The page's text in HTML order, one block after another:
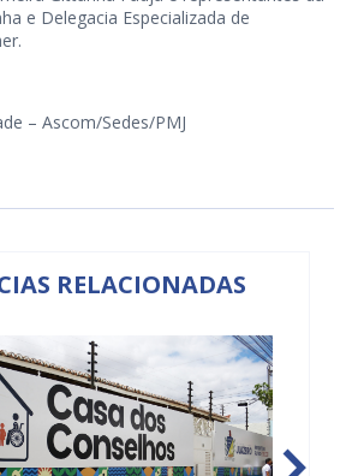
e Delegacia Especializada de
– Ascom/Sedes/PMJ
RELACIONADAS